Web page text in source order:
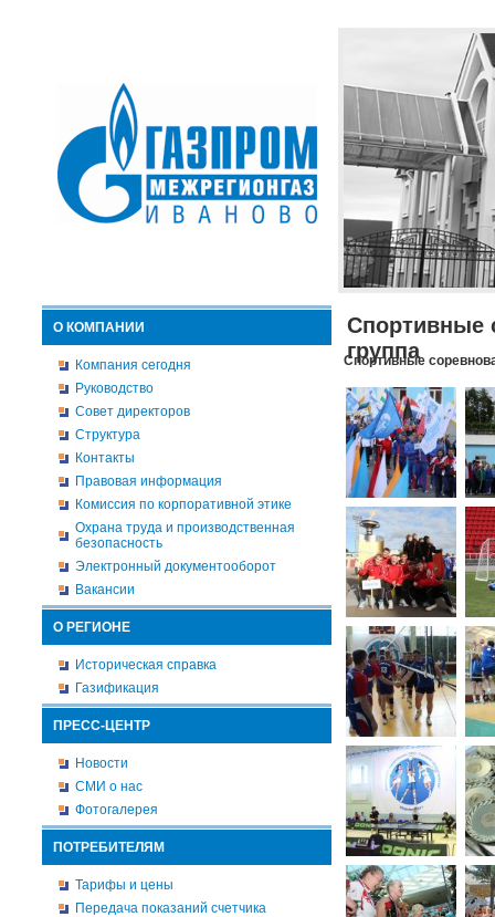
О КОМПАНИИ
Компания сегодня
Руководство
Совет директоров
Структура
Контакты
Правовая информация
Комиссия по корпоративной этике
Охрана труда и производственная
безопасность
Электронный документооборот
Вакансии
О РЕГИОНЕ
Историческая справка
Газификация
ПРЕСС-ЦЕНТР
Новости
СМИ о нас
Фотогалерея
ПОТРЕБИТЕЛЯМ
Тарифы и цены
Передача показаний счетчика
Спортивные
группа
Спортивные